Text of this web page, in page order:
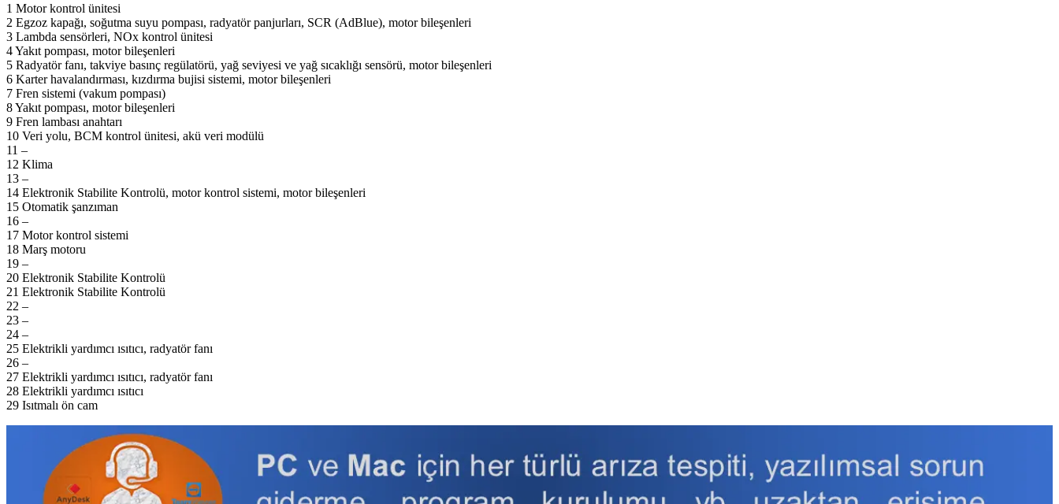
1 Motor kontrol ünitesi
2 Egzoz kapağı, soğutma suyu pompası, radyatör panjurları, SCR (AdBlue), motor bileşenleri
3 Lambda sensörleri, NOx kontrol ünitesi
4 Yakıt pompası, motor bileşenleri
5 Radyatör fanı, takviye basınç regülatörü, yağ seviyesi ve yağ sıcaklığı sensörü, motor bileşenleri
6 Karter havalandırması, kızdırma bujisi sistemi, motor bileşenleri
7 Fren sistemi (vakum pompası)
8 Yakıt pompası, motor bileşenleri
9 Fren lambası anahtarı
10 Veri yolu, BCM kontrol ünitesi, akü veri modülü
11 –
12 Klima
13 –
14 Elektronik Stabilite Kontrolü, motor kontrol sistemi, motor bileşenleri
15 Otomatik şanzıman
16 –
17 Motor kontrol sistemi
18 Marş motoru
19 –
20 Elektronik Stabilite Kontrolü
21 Elektronik Stabilite Kontrolü
22 –
23 –
24 –
25 Elektrikli yardımcı ısıtıcı, radyatör fanı
26 –
27 Elektrikli yardımcı ısıtıcı, radyatör fanı
28 Elektrikli yardımcı ısıtıcı
29 Isıtmalı ön cam